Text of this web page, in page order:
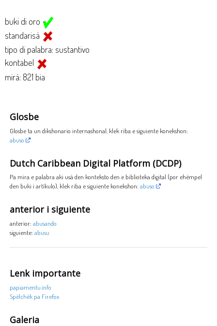
buki di oro
standarisá
tipo di palabra: sustantivo
kontabel
mirá: 821 bia
Glosbe
Glosbe ta un dikshonario internashonal, klek riba e siguiente konekshon:
abuso
Dutch Caribbean Digital Platform (DCDP)
Pa mira e palabra aki usá den konteksto den e biblioteka digital (por ehèmpel
den buki i artíkulo), klek riba e siguiente konekshon: abuso
anterior i siguiente
anterior: abusando
siguiente: abusu
Lenk importante
papiamentu.info
Spèlchèk pa Firefox
Galeria